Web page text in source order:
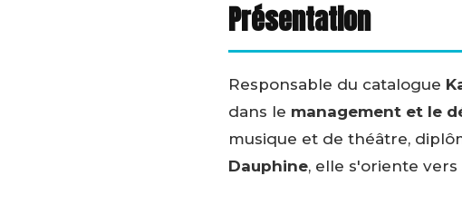
Présentation
Responsable du catalogue
dans le management et le
musique et de théâtre,
Dauphine, elle s'oriente